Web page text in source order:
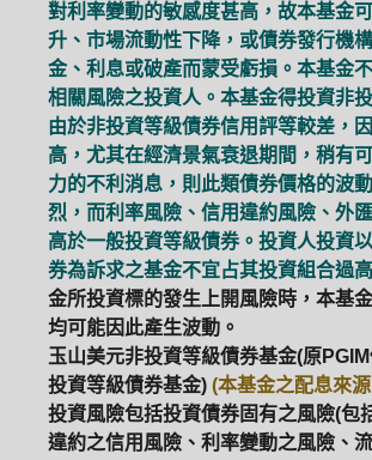
對利率變動的敏感度甚高，故本基金
升、市場流動性下降，或債券發行機
金、利息或破產而蒙受虧損。本基金
相關風險之投資人。本基金得投資非
由於非投資等級債券信用評等較差，
高，尤其在經濟景氣衰退期間，稍有
力的不利消息，則此類債券價格的波
烈，而利率風險、信用違約風險、外
高於一般投資等級債券。投資人投資
券為訴求之基金不宜占其投資組合過
金所投資標的發生上開風險時，本基
均可能因此產生波動。
玉山美元非投資等級債券基金(原
投資等級債券基金) (本基金之配息來
投資風險包括投資債券固有之風險(包
違約之信用風險、利率變動之風險、